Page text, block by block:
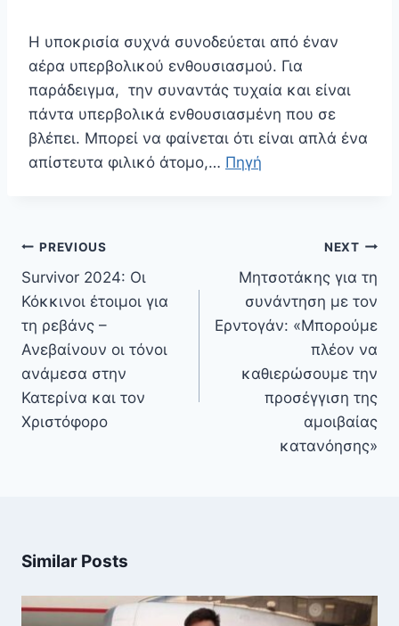
Η υποκρισία συχνά συνοδεύεται από έναν
αέρα υπερβολικού ενθουσιασμού. Για
παράδειγμα, την συναντάς τυχαία και είναι
πάντα υπερβολικά ενθουσιασμένη που σε
βλέπει. Μπορεί να φαίνεται ότι είναι απλά ένα
απίστευτα φιλικό άτομο,… Πηγή
Πλοήγηση
άρθρων
PREVIOUS
Survivor 2024: Οι
Κόκκινοι έτοιμοι για
τη ρεβάνς –
Ανεβαίνουν οι τόνοι
ανάμεσα στην
Κατερίνα και τον
Χριστόφορο
NEXT
Μητσοτάκης για τη
συνάντηση με τον
Ερντογάν: «Μπορούμε
πλέον να
καθιερώσουμε την
προσέγγιση της
αμοιβαίας
κατανόησης»
Similar Posts